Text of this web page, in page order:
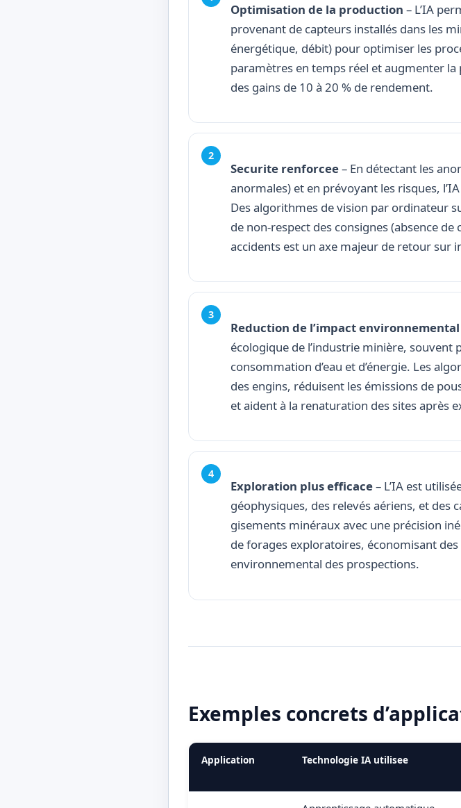
Optimisation de la production – L’IA
provenant de capteurs installés dans les
énergétique, débit) pour optimiser les
paramètres en temps réel et augmenter
des gains de 10 à 20 % de rendement.
Securite renforcee– En détectant les
anormales) et en prévoyant les risques,
Des algorithmes de vision par ordinateur
de non-respect des consignes (absence
accidents est un axe majeur de retour sur
Reduction de l’impact environnemental
écologique de l’industrie minière,
consommation d’eau et d’énergie. Les
des engins, réduisent les émissions de
et aident à la renaturation des sites après
Exploration plus efficace– L’IA est
géophysiques, des relevés aériens, et des
gisements minéraux avec une précision
de forages exploratoires, économisant
environnemental des prospections.
Exemples concrets
Application Technologie IA utilisee